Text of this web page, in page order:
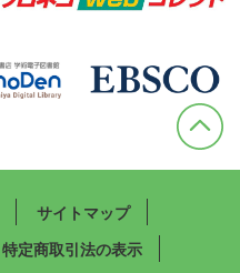
サイトマップ
特定商取引法の表示